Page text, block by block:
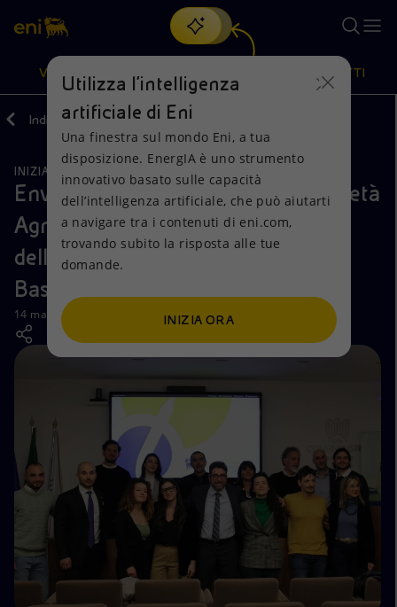
Cerca
scopri EnergIA, la nostra nuova soluzione di intelligenza
artificiale.
VISIONE
Visione
Mission e valori
Persone e Partnership
Net Zero
Modello satellitare
Energia accessibile
Innovazione
Scenari energetici
Azioni
Diversificazione energetica
Tecnologie per la transizione
Collaborazioni per l'innovazione
Attività nel mondo
PRODOTTI
Prodotti
Casa
Imprese
Mobilità
Indietro Media News
INIZIATIVE PER I TERRITORI
Envisoft, Masseria La Fiorita e Società
Agricola Colline Soavi le vincitrici
dell’Entrepreneurship Award di
Basilicata Open LAB
14 marzo 2024 - 12:00 CET
Utilizza l'intelligenza
artificiale di Eni
Una finestra sul mondo Eni, a tua
disposizione. EnergIA è uno strumento
innovativo basato sulle capacità
dell’intelligenza artificiale, che può aiutarti
a navigare tra i contenuti di eni.com,
trovando subito la risposta alle tue
domande.
INIZIA ORA